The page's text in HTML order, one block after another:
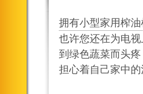
拥有小型家用榨
也许您还在为电
到绿色蔬菜而头
担心着自己家中